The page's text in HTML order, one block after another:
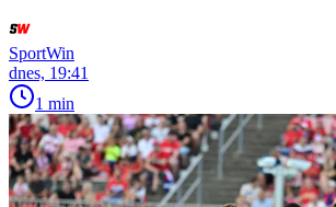
SportWin
dnes, 19:41
1 min